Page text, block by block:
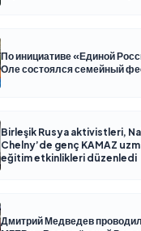
По инициативе «Единой
Оле состоялся семейный
Birleşik Rusya aktivistleri,
Chelny’de genç KAMAZ
eğitim etkinlikleri düzenledi
Дмитрий Медведев